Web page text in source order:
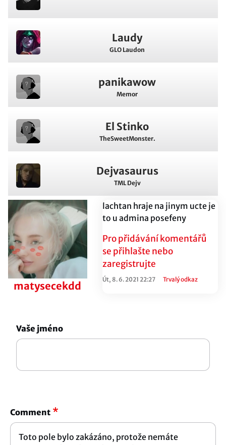
Laudy
GLO Laudon
panikawow
Memor
El Stinko
TheSweetMonster.
Dejvasaurus
TML Dejv
matysecekdd
lachtan hraje na jinym ucte je
to u admina posefeny
Pro přidávání komentářů
se přihlašte nebo
zaregistrujte
Út, 8. 6. 2021 22:27 Trvalý odkaz
Vaše jméno
Comment